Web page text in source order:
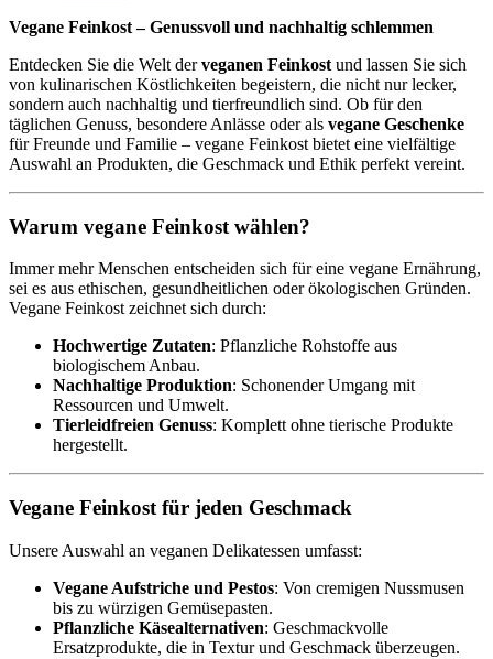
Vegane Feinkost – Genussvoll und nachhaltig schlemmen
Entdecken Sie die Welt derveganen Feinkost und lassen Sie sich
von kulinarischen Köstlichkeiten begeistern, die nicht nur lecker,
sondern auch nachhaltig und tierfreundlich sind. Ob für den
täglichen Genuss, besondere Anlässe oder als vegane Geschenke
für Freunde und Familie – vegane Feinkost bietet eine vielfältige
Auswahl an Produkten, die Geschmack und Ethik perfekt vereint.
Warum vegane Feinkost wählen?
Immer mehr Menschen entscheiden sich für eine vegane Ernährung,
sei es aus ethischen, gesundheitlichen oder ökologischen Gründen.
Vegane Feinkost zeichnet sich durch:
Hochwertige Zutaten: Pflanzliche Rohstoffe aus
biologischem Anbau.
Nachhaltige Produktion: Schonender Umgang mit
Ressourcen und Umwelt.
Tierleidfreien Genuss: Komplett ohne tierische Produkte
hergestellt.
Vegane Feinkost für jeden Geschmack
Unsere Auswahl an veganen Delikatessen umfasst:
Vegane Aufstriche und Pestos: Von cremigen Nussmusen
bis zu würzigen Gemüsepasten.
Pflanzliche Käsealternativen: Geschmackvolle
Ersatzprodukte, die in Textur und Geschmack überzeugen.